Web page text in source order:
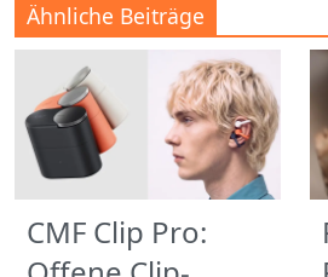
Ähnliche Beiträge
CMF Clip Pro: